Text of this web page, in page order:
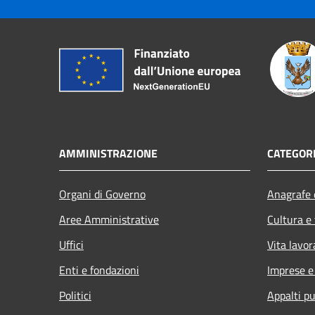
AMMINISTRAZIONE
Organi di Governo
Aree Amministrative
Uffici
Enti e fondazioni
Politici
Cultura
Vita
Imprese
Appalti